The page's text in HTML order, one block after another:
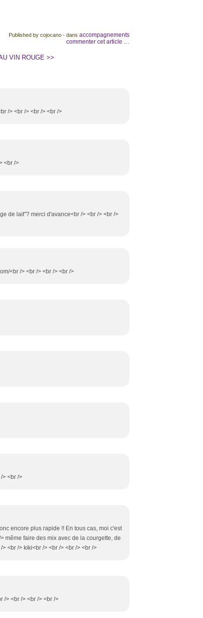
Published by cojocano - dans accompagnements
commenter cet article …
VIN ROUGE >>
/> <br /> <br /> <br />
<br />
de lait"? merci d'avance<br /> <br /> <br />
<br /> <br /> <br /> <br />
> <br />
encore plus rapide !! En tous cas, moi c'est
même faire des mix avec de la courgette, de
<br /> kiki<br /> <br /> <br /> <br />
/> <br /> <br /> <br />